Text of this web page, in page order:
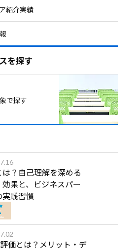
紹介実績
を探す
で探す
は？自己理解を深める
効果と、ビジネスパー
実践習慣
価とは？メリット・デ